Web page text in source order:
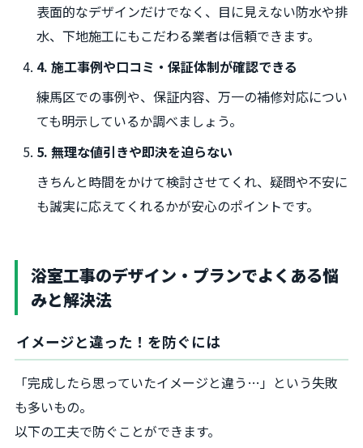
表面的なデザインだけでなく、目に見えない防水や排
水、下地施工にもこだわる業者は信頼できます。
4. 施工事例や口コミ・保証体制が確認できる
練馬区での事例や、保証内容、万一の補修対応につい
ても明示しているか調べましょう。
5. 無理な値引きや即決を迫らない
きちんと時間をかけて検討させてくれ、疑問や不安に
も誠実に応えてくれるかが安心のポイントです。
浴室工事のデザイン・プランでよくある悩
みと解決法
イメージと違った！を防ぐには
「完成したら思っていたイメージと違う…」という失敗
も多いもの。
以下の工夫で防ぐことができます。